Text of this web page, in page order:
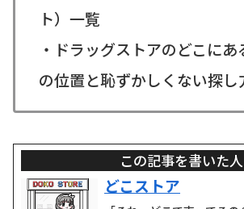
ト）一覧
・ドラッグストアのどこに
の位置と恥ずかしくない探し
この記事を書いた人
どこストア